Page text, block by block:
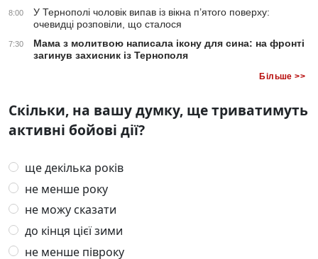
8:00
У Тернополі чоловік випав із вікна п’ятого поверху:
очевидці розповіли, що сталося
7:30
Мама з молитвою написала ікону для сина: на фронті
загинув захисник із Тернополя
Більше >>
Скільки, на вашу думку, ще триватимуть
активні бойові дії?
ще декілька років
не менше року
не можу сказати
до кінця цієї зими
не менше півроку